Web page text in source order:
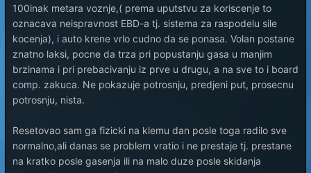
100inak metara voznje,( prema uputstvu za koriscenje to
oznacava neispravnost EBD-a tj. sistema za raspodelu sile
kocenja), i auto krene vrlo cudno da se ponasa. Volan postane
znatno laksi, pocne da trza pri popustanju gasa u manjim
brzinama i pri prebacivanju iz prve u drugu, a na sve to i board
comp. zakuca. Ne pokazuje potrosnju, predjeni put, prosecnu
potrosnju, nista.
Resetovao sam ga fizicki na klemu dan posle toga radilo sve
normalno,ali danas se problem vratio i ne prestaje tj. prestane
na kratko posle gasenja ili na malo duze posle skidanja